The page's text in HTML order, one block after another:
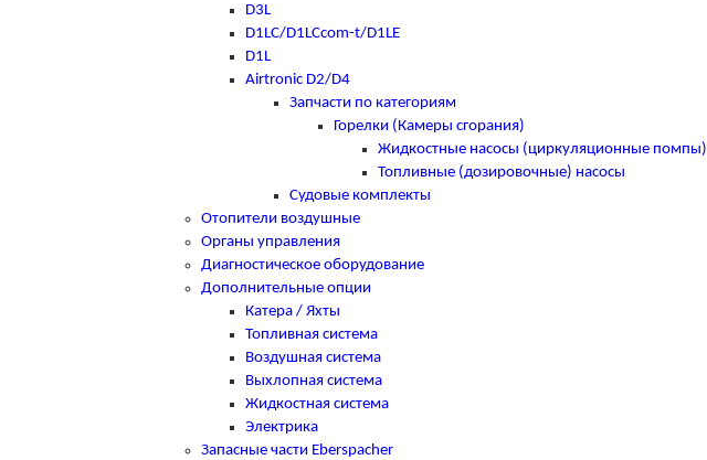
D3L
D1LC/D1LCcom-t/D1LE
D1L
Airtronic D2/D4
Запчасти по категориям
Горелки (Камеры сгорания)
Жидкостные насосы (циркуляционные помпы)
Топливные (дозировочные) насосы
Судовые комплекты
Отопители воздушные
Органы управления
Диагностическое оборудование
Дополнительные опции
Катера / Яхты
Топливная система
Воздушная система
Выхлопная система
Жидкостная система
Электрика
Запасные части Eberspacher